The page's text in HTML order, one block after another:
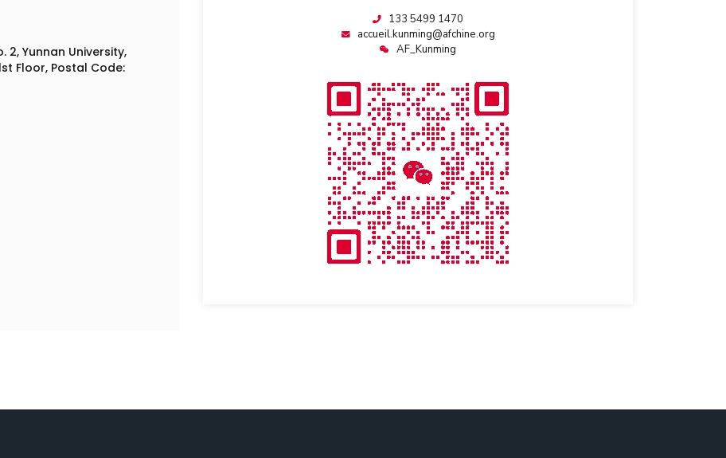
2, Yunnan University,
Floor, Postal Code:
133 5499 1470
accueil.kunming@afchine.org
AF_Kunming